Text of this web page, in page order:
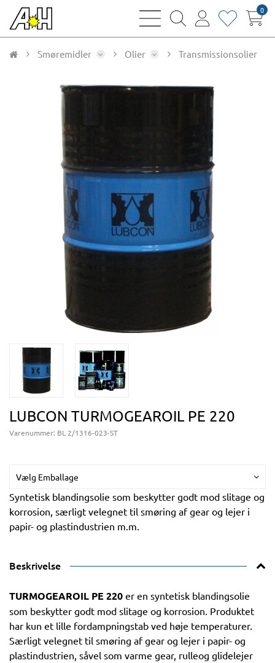
bars
magnifying
user
heart0
Smøremidler Olier Transmissionsolier
LUBCON TURMOGEAROIL PE 220
Varenummer: BL 2/1316-023-ST
Vælg Emballage
Syntetisk blandingsolie som beskytter godt mod slitage og
korrosion, særligt velegnet til smøring af gear og lejer i
papir- og plastindustrien m.m.
Beskrivelse
TURMOGEAROIL PE 220 er en syntetisk blandingsolie
som beskytter godt mod slitage og korrosion. Produktet
har kun et lille fordampningstab ved høje temperaturer.
Særligt velegnet til smøring af gear og lejer i papir- og
plastindustrien, såvel som varme gear, rulleog glidelejer